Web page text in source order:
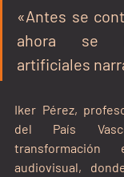
«Antes se
ahora se
artificiales
Iker Pérez,
del País
audiovisual,